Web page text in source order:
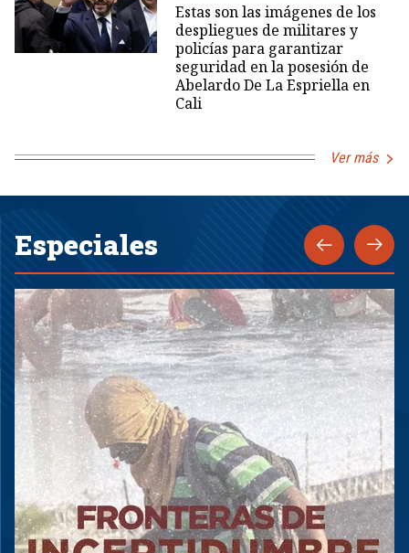
Estas son las imágenes de los
despliegues de militares y
policías para garantizar
seguridad en la posesión de
Abelardo De La Espriella en
Cali
Ver más
Especiales